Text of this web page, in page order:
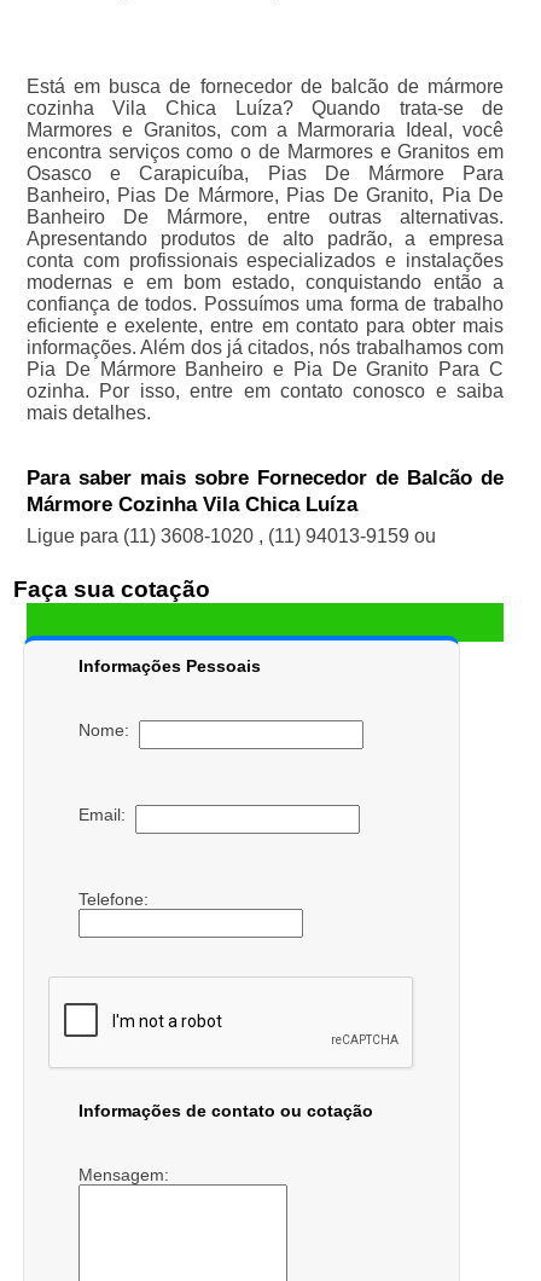
Está em busca de fornecedor de balcão de mármore
cozinha Vila Chica Luíza? Quando trata-se de
Marmores e Granitos, com a Marmoraria Ideal, você
encontra serviços como o de Marmores e Granitos em
Osasco e Carapicuíba, Pias De Mármore Para
Banheiro, Pias De Mármore, Pias De Granito, Pia De
Banheiro De Mármore, entre outras alternativas.
Apresentando produtos de alto padrão, a empresa
conta com profissionais especializados e instalações
modernas e em bom estado, conquistando então a
confiança de todos. Possuímos uma forma de trabalho
eficiente e exelente, entre em contato para obter mais
informações. Além dos já citados, nós trabalhamos com
Pia De Mármore Banheiro e Pia De Granito Para C
ozinha. Por isso, entre em contato conosco e saiba
mais detalhes.
Para saber mais sobre Fornecedor de Balcão de
Mármore Cozinha Vila Chica Luíza
Ligue para (11) 3608-1020 , (11) 94013-9159 ou
Faça sua cotação
Informações Pessoais
Nome:
Email:
Telefone:
Informações de contato ou cotação
Mensagem: